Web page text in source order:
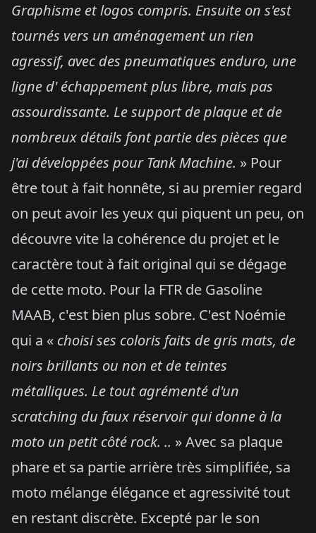
Graphisme et logos compris. Ensuite on s'est
tournés vers un aménagement un rien
agressif, avec des pneumatiques enduro, une
ligne d' échappement plus libre, mais pas
assourdissante. Le support de plaque et de
nombreux détails font partie des pièces que
j'ai développées pour Tank Machine. » Pour
être tout à fait honnête, si au premier regard
on peut avoir les yeux qui piquent un peu, on
découvre vite la cohérence du projet et le
caractère tout à fait original qui se dégage
de cette moto. Pour la FTR de Gasoline
MAAB, c'est bien plus sobre. C'est Noémie
qui a « choisi ses coloris faits de gris mats, de
noirs brillants ou non et de teintes
métalliques. Le tout agrémenté d'un
scratching du faux réservoir qui donne à la
moto un petit côté rock. .. » Avec sa plaque
phare et sa partie arrière très simplifiée, sa
moto mélange élégance et agressivité tout
en restant discrète. Excepté par le son